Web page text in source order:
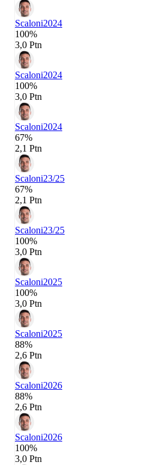
Scaloni2024
100%
3,0 Ptn
Scaloni2024
100%
3,0 Ptn
Scaloni2024
67%
2,1 Ptn
Scaloni23/25
67%
2,1 Ptn
Scaloni23/25
100%
3,0 Ptn
Scaloni2025
100%
3,0 Ptn
Scaloni2025
88%
2,6 Ptn
Scaloni2026
88%
2,6 Ptn
Scaloni2026
100%
3,0 Ptn